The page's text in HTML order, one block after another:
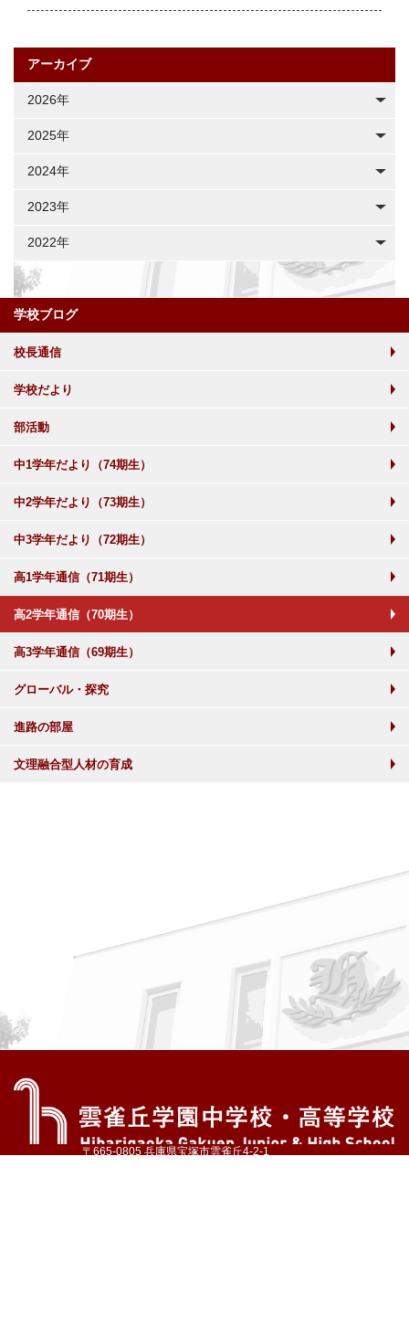
アーカイブ
2026年
2025年
2024年
2023年
2022年
学校ブログ
校長通信
学校だより
部活動
中1学年だより（74期生）
中2学年だより（73期生）
中3学年だより（72期生）
高1学年通信（71期生）
高2学年通信（70期生）
高3学年通信（69期生）
グローバル・探究
進路の部屋
文理融合型人材の育成
〒665-0805 兵庫県宝塚市雲雀丘4-2-1